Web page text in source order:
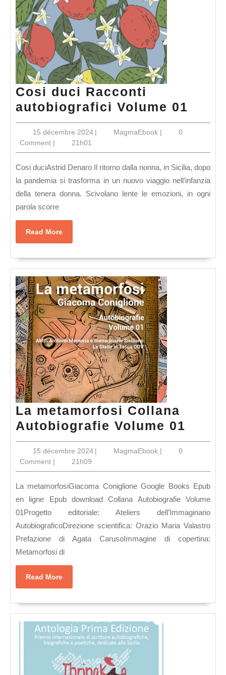
Cosi duci Racconti
autobiografici Volume 01
duci
01
15 décembre 202415
2024
| MagmaEbookMagmaEbook
|
0
Comment | 21h01
Cosi duciAstrid Denaro Il ritorno dalla nonna, in Sicilia, dopo
la pandemia si trasforma in un nuovo viaggio nell’infanzia
della tenera donna. Scivolano lente le emozioni, in ogni
parola scorre
Read MoreRead
More
La metamorfosi Collana
Autobiografie Volume 01
01
15 décembre 202415
2024
| MagmaEbookMagmaEbook
|
0
Comment | 21h09
La metamorfosiGiacoma Coniglione Google Books Epub
en ligne Epub download Collana Autobiografie Volume
01Progetto editoriale: Ateliers dell’Immaginario
AutobiograficoDirezione scientifica: Orazio Maria Valastro
Prefazione di Agata CarusoImmagine di copertina:
Metamorfosi di
Read MoreRead
More